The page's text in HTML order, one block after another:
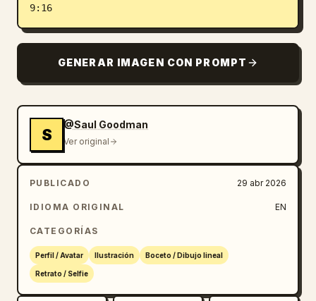
9:16
GENERAR IMAGEN CON PROMPT
S
@Saul Goodman
Ver original
PUBLICADO 29 abr 2026
IDIOMA ORIGINAL EN
CATEGORÍAS
Perfil / Avatar Ilustración Boceto / Dibujo lineal
Retrato / Selfie